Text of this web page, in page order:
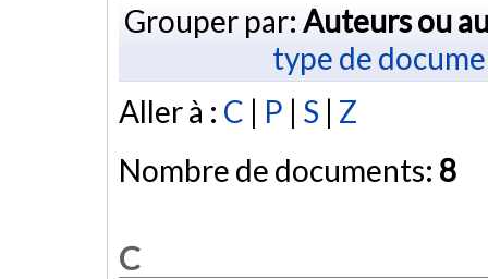
Grouper par: Auteurs ou
type de
Aller à : C | P | S | Z
Nombre de documents: 8
C